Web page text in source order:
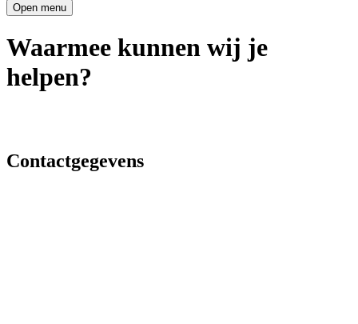
Open menu
Waarmee kunnen wij je
helpen?
Contactgegevens